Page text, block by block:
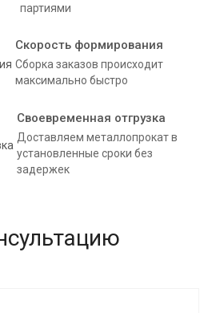
партиями
Скорость формирования
Сборка заказов происходит
максимально быстро
Своевременная отгрузка
Доставляем металлопрокат в
установленные сроки без
задержек